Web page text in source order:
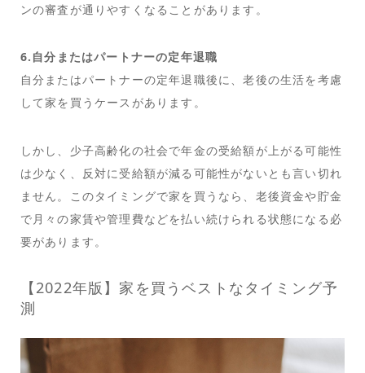
ンの審査が通りやすくなることがあります。
6.自分またはパートナーの定年退職
自分またはパートナーの定年退職後に、老後の生活を考慮
して家を買うケースがあります。
しかし、少子高齢化の社会で年金の受給額が上がる可能性
は少なく、反対に受給額が減る可能性がないとも言い切れ
ません。このタイミングで家を買うなら、老後資金や貯金
で月々の家賃や管理費などを払い続けられる状態になる必
要があります。
【2022年版】家を買うベストなタイミング予
測